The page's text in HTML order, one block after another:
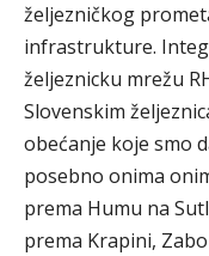
željezničkog
infrastrukture.
željeznicku mrežu
Slovenskim
obećanje koje smo
posebno onima
prema Humu na
prema Krapini,